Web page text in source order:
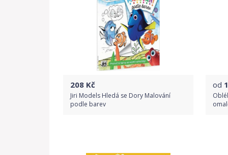
208 Kč
Jiri Models Hledá se Dory Malování
podle barev
od